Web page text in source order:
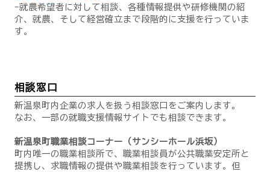
-就農希望者に対して相談、各種情報提供や研修機関の紹
介、就農、そして経営確立まで段階的に支援を行っていま
す。
相談窓口
新温泉町内企業の求人を扱う相談窓口をご案内します。
なお、一部の就職支援情報サイトでも相談できます。
新温泉町職業相談コーナー（サンシーホール浜坂）
町内唯一の職業相談所で、職業相談員が公共職業安定所と
提携し、求職情報の提供や職業相談を行っています。但